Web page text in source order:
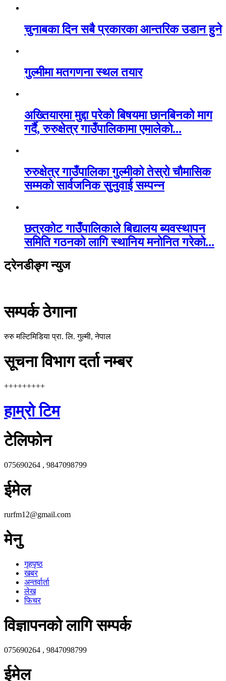
चुनाबका दिन सबै प्रकारका आन्तरिक उडान हुने
गुल्मीमा मतगणना स्थल तयार
अख्तियारमा मुद्दा परेको बिषयमा छानबिनको माग
गर्दै, रुरुक्षेत्र गाउँपालिकामा एमालेको...
रुरुक्षेत्र गाउँपालिका गुल्मीको तेस्रो चौमासिक
सम्मको सार्वजनिक सुनुवाई सम्पन्न
छत्रकोट गाउँपालिकाले बिद्यालय ब्यवस्थापन
समिति गठनको लागि स्थानिय मनोनित गरेको...
ट्रेनडीङ्ग न्युज
सम्पर्क ठेगाना
रुरु मल्टिमिडिया प्रा. लि. गुल्मी, नेपाल
सूचना विभाग दर्ता नम्बर
+++++++++
हाम्रो टिम
टेलिफोन
075690264 , 9847098799
ईमेल
rurfm12@gmail.com
मेनु
गृहपृष्ठ
खबर
अन्तर्वार्ता
लेख
फिचर
विज्ञापनको लागि सम्पर्क
075690264 , 9847098799
ईमेल